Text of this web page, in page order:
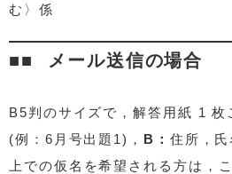
む〉係
メール送信の場合
B5判のサイズで，解答用紙 1 枚
(例：6月号出題1)， B： 住所，
上での仮名を希望される方は，